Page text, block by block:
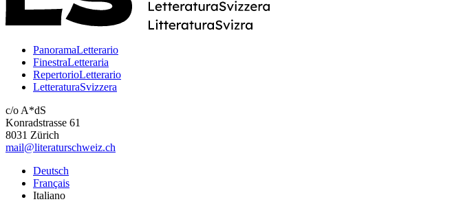
PanoramaLetterario
FinestraLetteraria
RepertorioLetterario
LetteraturaSvizzera
c/o A*dS
Konradstrasse 61
8031 Zürich
mail@literaturschweiz.ch
Deutsch
Français
Italiano